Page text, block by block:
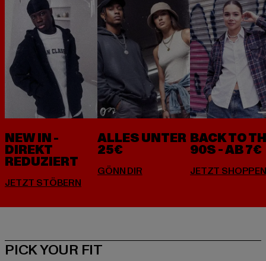
NEW IN -
DIREKT
REDUZIERT
ALLES UNTER
25€
BACK TO
90S - AB 7€
PICK YOUR FIT